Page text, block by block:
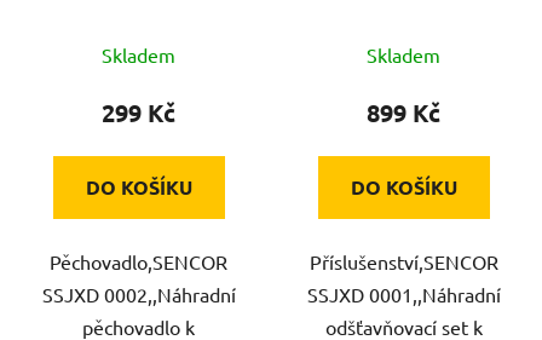
Skladem
299 Kč
DO KOŠÍKU
Pěchovadlo,SENCOR
SSJXD 0002,,Náhradní
pěchovadlo k
Skladem
899 Kč
DO KOŠÍKU
Příslušenství,SENCOR
SSJXD 0001,,Náhradní
odšťavňovací set k